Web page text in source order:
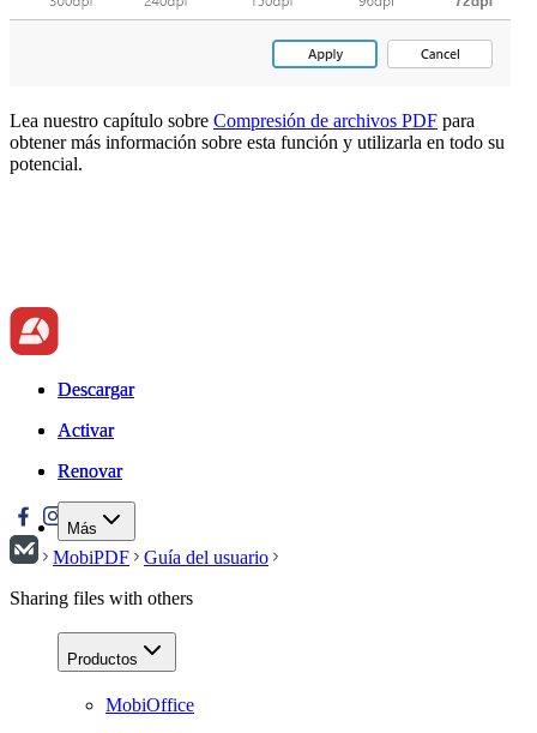
Lea nuestro capítulo sobre Compresión de archivos PDF para
obtener más información sobre esta función y utilizarla en todo su
potencial.
Descargar
Activar
Renovar
Más
Descargar
Activar
Renovar
MobiPDF
Guía del usuario
Sharing files with others
Productos
MobiOffice